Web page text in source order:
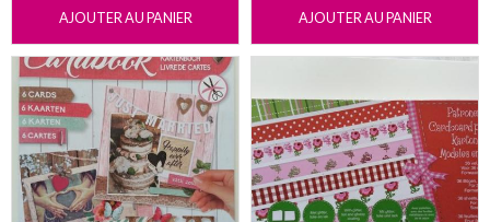
AJOUTER AU PANIER AJOUTER AU PANIER